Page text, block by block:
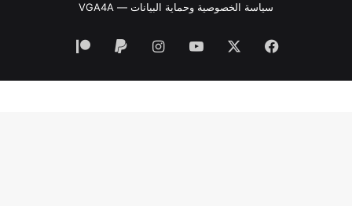
سياسة الخصوصية وحماية البيانات — VGA4A
فيسبوك ‫YouTubeانستقرام
‏Paypal
‫Patreon